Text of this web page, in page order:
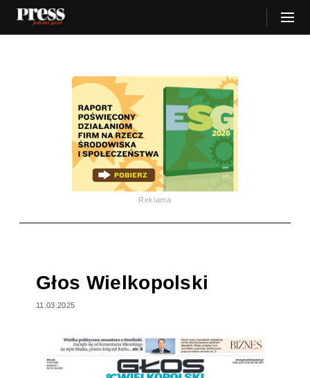
Reklama
Głos Wielkopolski
11.03.2025